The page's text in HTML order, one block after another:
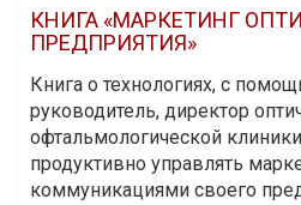
КНИГА «МАРКЕТИНГ
ПРЕДПРИЯТИЯ»
Книга о технологиях, с
руководитель, директор
офтальмологической
продуктивно управлять
коммуникациями своего